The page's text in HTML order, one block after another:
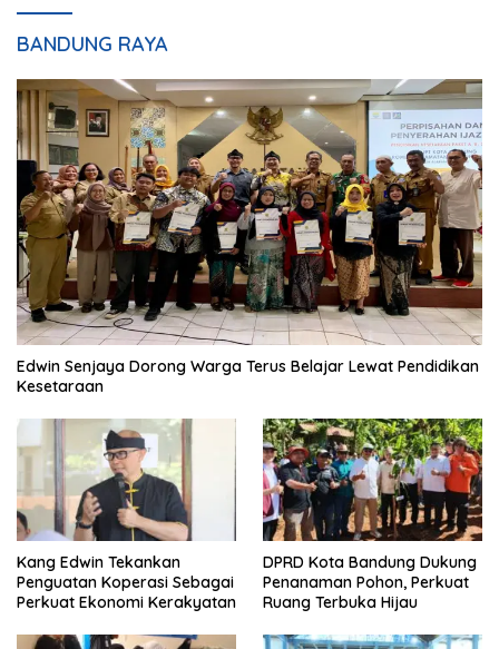
BANDUNG RAYA
Edwin Senjaya Dorong Warga Terus Belajar Lewat Pendidikan
Kesetaraan
Kang Edwin Tekankan
Penguatan Koperasi Sebagai
Perkuat Ekonomi Kerakyatan
DPRD Kota Bandung Dukung
Penanaman Pohon, Perkuat
Ruang Terbuka Hijau